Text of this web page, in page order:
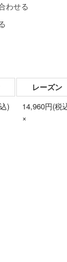
わせる
レーズン
)
14,960円(税
×